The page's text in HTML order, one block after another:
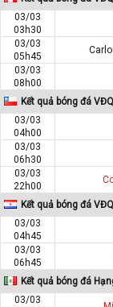
03/03
03h30
03/03
05h45
03/03
08h00
Kết quả bóng đá
03/03
04h00
03/03
06h30
03/03
22h00
Kết quả bóng đá
03/03
04h45
03/03
06h45
Kết quả bóng đá
03/03